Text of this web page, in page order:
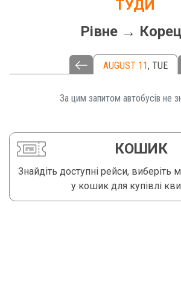
ТУДИ
Рівне →
AUGUST 11, TUE
За цим запитом автобусів не
КОШИК
Знайдіть доступні рейси, виберіть
у кошик для купівлі